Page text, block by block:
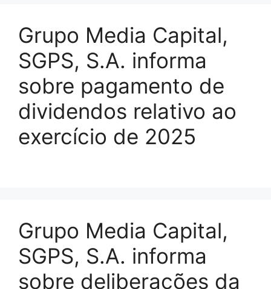
Grupo Media Capital,
SGPS, S.A. informa
sobre pagamento de
dividendos relativo ao
exercício de 2025
Grupo Media Capital,
SGPS, S.A. informa
sobre deliberações da